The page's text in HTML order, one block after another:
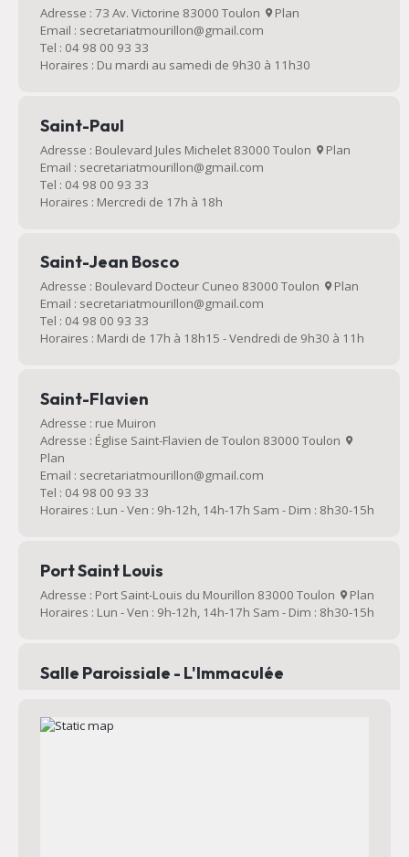
Adresse : 73 Av. Victorine 83000 Toulon
Plan
Email : secretariatmourillon@gmail.com
Tel : 04 98 00 93 33
Horaires : Du mardi au samedi de 9h30 à 11h30
Saint-Paul
Adresse : Boulevard Jules Michelet 83000 Toulon
Plan
Email : secretariatmourillon@gmail.com
Tel : 04 98 00 93 33
Horaires : Mercredi de 17h à 18h
Saint-Jean Bosco
Adresse : Boulevard Docteur Cuneo 83000 Toulon
Plan
Email : secretariatmourillon@gmail.com
Tel : 04 98 00 93 33
Horaires : Mardi de 17h à 18h15 - Vendredi de 9h30 à 11h
Saint-Flavien
Adresse : rue Muiron
Adresse : Église Saint-Flavien de Toulon 83000 Toulon
Plan
Email : secretariatmourillon@gmail.com
Tel : 04 98 00 93 33
Horaires : Lun - Ven : 9h-12h, 14h-17h Sam - Dim : 8h30-15h
Port Saint Louis
Adresse : Port Saint-Louis du Mourillon 83000 Toulon
Plan
Horaires : Lun - Ven : 9h-12h, 14h-17h Sam - Dim : 8h30-15h
Salle Paroissiale - L'Immaculée
Adresse : Rue Jean Bart 83000 Toulon
Email : secretariatmourillon@gmail.com